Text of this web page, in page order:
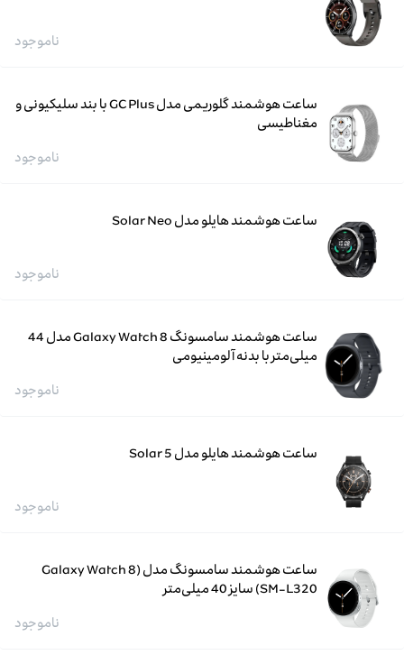
ناموجود
ساعت هوشمند گلوریمی مدل GC Plus با بند سلیکیونی و
مغناطیسی
ناموجود
ساعت هوشمند هایلو مدل Solar Neo
ناموجود
ساعت هوشمند سامسونگ Galaxy Watch 8 مدل 44
میلی‌متر با بدنه آلومینیومی
ناموجود
ساعت هوشمند هایلو مدل Solar 5
ناموجود
ساعت هوشمند سامسونگ مدل (Galaxy Watch 8
(SM-L320 سایز 40 میلی‌متر
ناموجود